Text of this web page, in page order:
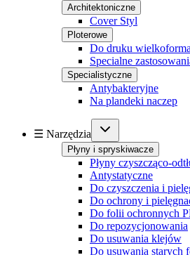
Architektoniczne
Cover Styl
Ploterowe
Do druku
Specialne
Specialistyczne
Antybakteryjne
Na plandeki naczep
☰ Narzędzia
Płyny i spryskiwacze
Płyny czyszcząco-
Antystatyczne
Do czyszczenia i
Do ochrony i
Do folii ochronnych
Do repozycjonowania
Do usuwania klejów
Do usuwania starych